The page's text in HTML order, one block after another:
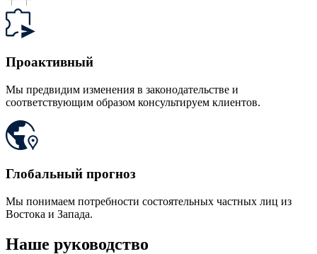
Проактивный
Мы предвидим изменения в законодательстве и
соответствующим образом консультируем клиентов.
Глобальный прогноз
Мы понимаем потребности состоятельных частных лиц из
Востока и Запада.
Наше руководство